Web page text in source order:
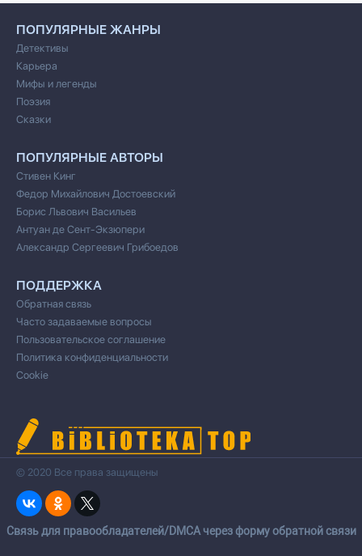
ПОПУЛЯРНЫЕ ЖАНРЫ
Детективы
Карьера
Мифы и легенды
Поэзия
Сказки
ПОПУЛЯРНЫЕ АВТОРЫ
Стивен Кинг
Федор Михайлович Достоевский
Борис Львович Васильев
Антуан де Сент-Экзюпери
Александр Сергеевич Грибоедов
ПОДДЕРЖКА
Обратная связь
Часто задаваемые вопросы
Пользовательское соглашение
Политика конфиденциальности
Cookie
© 2020 Все права защищены
Cвязь для правообладателей/DMCA через форму обратной связи